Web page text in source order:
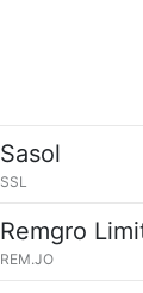
Sasol
SSL
Remgro
REM.JO